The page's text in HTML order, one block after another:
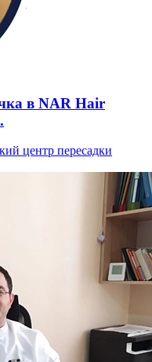
в NAR Hair
центр пересадки